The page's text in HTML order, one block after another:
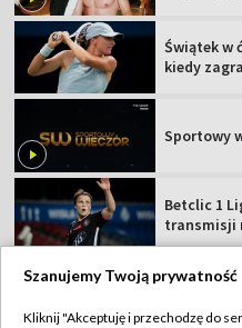
Świątek w
kiedy
Sportowy
Betclic 1
transmisji
Szanujemy Twoją prywatność
Kliknij "Akceptuję i przechodzę do